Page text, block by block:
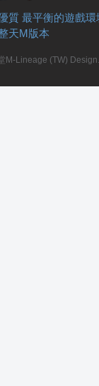
質 最平衡的遊戲
天M版本
M-Lineage (TW)